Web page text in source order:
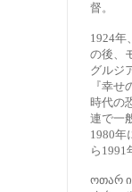
督。
1924年
の後、
グルジ
『幸
時代の
連で一
1980年
ら
ოთარ